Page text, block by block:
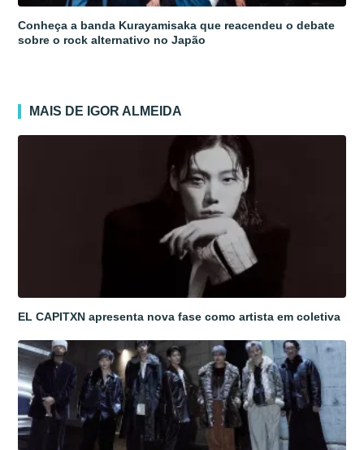
Conheça a banda Kurayamisaka que reacendeu o debate
sobre o rock alternativo no Japão
MAIS DE IGOR ALMEIDA
EL CAPITXN apresenta nova fase como artista em coletiva